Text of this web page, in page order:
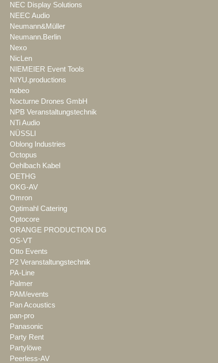
NEC Display Solutions
NEEC Audio
Neumann&Müller
Neumann.Berlin
Nexo
NicLen
NIEMEIER Event Tools
NIYU.productions
nobeo
Nocturne Drones GmbH
NPB Veranstaltungstechnik
NTi Audio
NÜSSLI
Oblong Industries
Octopus
Oehlbach Kabel
OETHG
OKG-AV
Omron
Optimahl Catering
Optocore
ORANGE PRODUCTION DG
OS-VT
Otto Events
P2 Veranstaltungstechnik
PA-Line
Palmer
PAM/events
Pan Acoustics
pan-pro
Panasonic
Party Rent
Partylöwe
Peerless-AV